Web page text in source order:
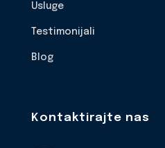
Usluge
Testimonijali
Blog
Kontaktirajte nas